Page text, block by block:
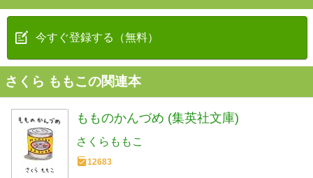
今すぐ登録する（無料）
さくら ももこの関連本
もものかんづめ (集英社文庫)
さくらももこ
12683